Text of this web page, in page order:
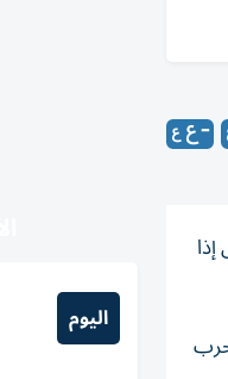
اليوم